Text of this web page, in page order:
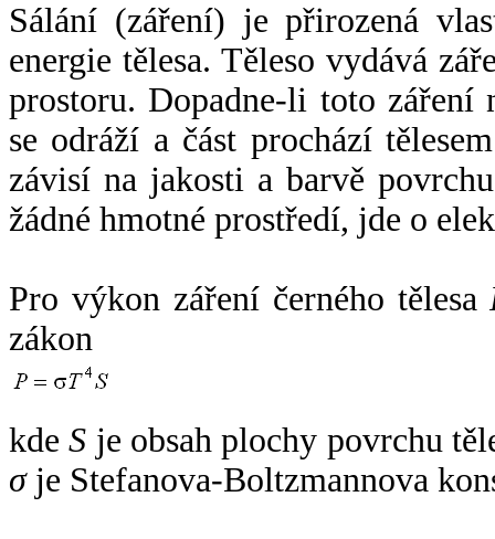
Sálání (záření) je přirozená
energie tělesa. Těleso vydává
prostoru. Dopadne-li toto záření
se odráží a část prochází
závisí na jakosti a barvě
žádné hmotné prostředí, jde o
Pro výkon záření černého tělesa
zákon
kdeS je obsah plochy povrchu
σje Stefanova-Boltzmannova